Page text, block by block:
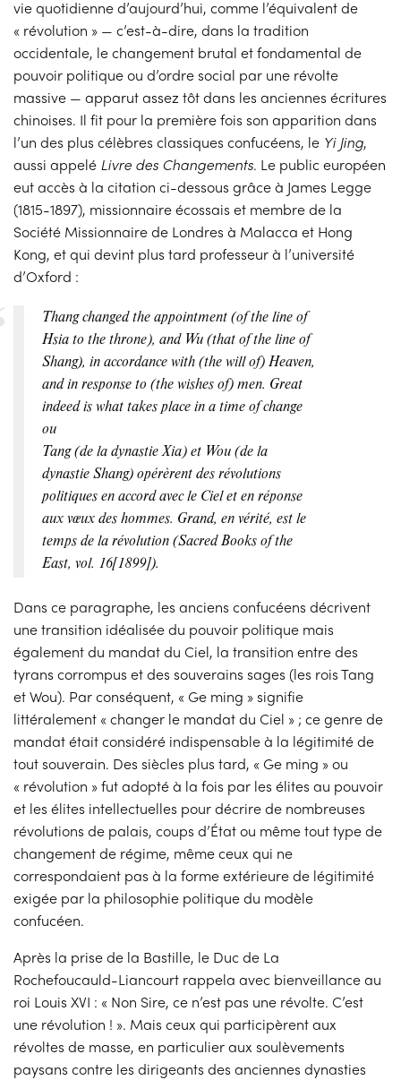
vie quotidienne d’aujourd’hui, comme l’équivalent de
« révolution » — c’est-à-dire, dans la tradition
occidentale, le changement brutal et fondamental de
pouvoir politique ou d’ordre social par une révolte
massive — apparut assez tôt dans les anciennes écritures
chinoises. Il fit pour la première fois son apparition dans
l’un des plus célèbres classiques confucéens, le Yi Jing,
aussi appelé Livre des Changements. Le public européen
eut accès à la citation ci-dessous grâce à James Legge
(1815-1897), missionnaire écossais et membre de la
Société Missionnaire de Londres à Malacca et Hong
Kong, et qui devint plus tard professeur à l’université
d’Oxford :
Thang changed the appointment (of the line of
Hsiato the throne), and Wu (that of the line of
Shang), in accordance with (the will of) Heaven,
and in response to (the wishes of) men. Great
indeed is whattakes place in a time of change
ou
Tang (de la dynastie Xia) et Wou (de la
dynastie Shang) opérèrent des révolutions
politiques en accord avec le Ciel et en réponse
aux vœux des hommes. Grand, en vérité, est le
temps de la révolution (Sacred Books of the
East, vol. 16[1899]).
Dans ce paragraphe, les anciens confucéens décrivent
une transition idéalisée du pouvoir politique mais
également du mandat du Ciel, la transition entre des
tyrans corrompus et des souverains sages (les rois Tang
et Wou). Par conséquent, « Ge ming » signifie
littéralement « changer le mandat du Ciel » ; ce genre de
mandat était considéré indispensable à la légitimité de
tout souverain. Des siècles plus tard, « Ge ming » ou
« révolution » fut adopté à la fois par les élites au pouvoir
et les élites intellectuelles pour décrire de nombreuses
révolutions de palais, coups d’État ou même tout type de
changement de régime, même ceux qui ne
correspondaient pas à la forme extérieure de légitimité
exigée par la philosophie politique du modèle
confucéen.
Après la prise de la Bastille, le Duc de La
Rochefoucauld-Liancourt rappela avec bienveillance au
roi Louis XVI : « Non Sire, ce n’est pas une révolte. C’est
une révolution ! ». Mais ceux qui participèrent aux
révoltes de masse, en particulier aux soulèvements
paysans contre les dirigeants des anciennes dynasties